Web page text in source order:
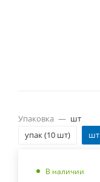
Упаковка — шт
упак (10 шт)
шт
В наличии